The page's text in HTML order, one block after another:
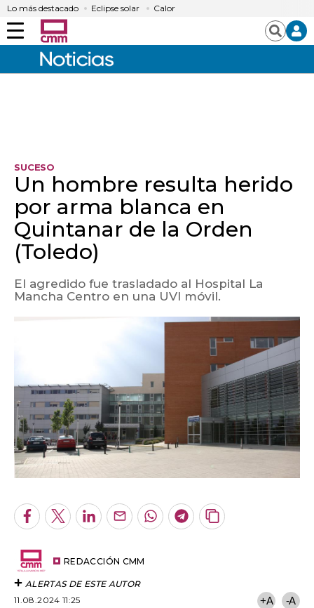
Lo más destacado Eclipse solar Calor
Menú Buscar
SUCESO
Un hombre resulta herido
por arma blanca en
Quintanar de la Orden
(Toledo)
El agredido fue trasladado al Hospital La
Mancha Centro en una UVI móvil.
Facebook
TwitterLinkedInEnviarWhatsapp
Telegram
Copiar
REDACCIÓN CMM
ALERTAS DE ESTE AUTOR
11.08.2024 11:25
+A -A